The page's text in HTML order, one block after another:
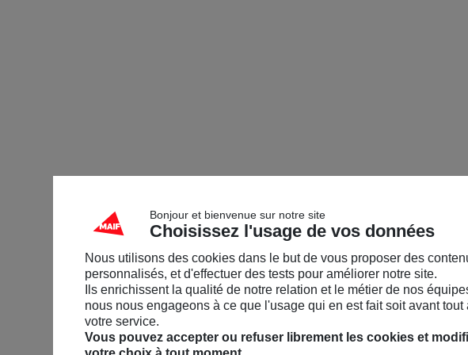
Bonjour et bienvenue sur notre site
Choisissez l'usage de vos données
Nous utilisons des cookies dans le but de vous proposer des
personnalisés, et d'effectuer des tests pour améliorer notre site.
Ils enrichissent la qualité de notre relation et le métier de nos
nous nous engageons à ce que l'usage qui en est fait soit avant tout
votre service.
Vous pouvez accepter ou refuser librement les cookies et